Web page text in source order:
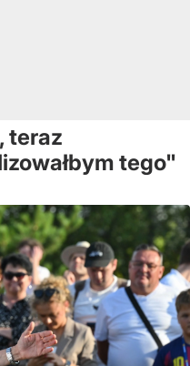
teraz
tego"